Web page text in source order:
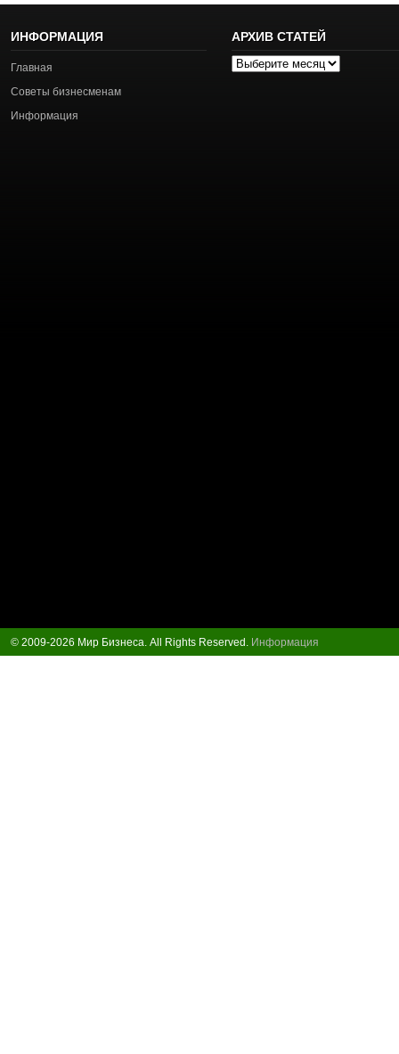
ИНФОРМАЦИЯ
Главная
Советы бизнесменам
Информация
АРХИВ СТАТЕЙ
Архив
© 2009-2026 Мир Бизнеса. All Rights Reserved. Информация